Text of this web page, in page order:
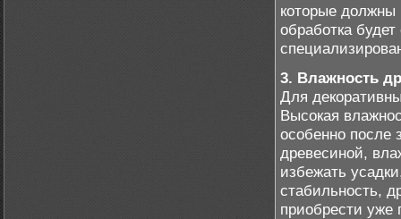
которые должны
обработка
3. Влажность
Для
Высокая
особенно после
древесиной,
избежать
стабильность,
приобрести уже